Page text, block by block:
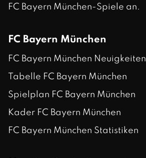
FC Bayern München-Spiele an.
FC Bayern München
FC Bayern München Neuigkeiten
Tabelle FC Bayern München
Spielplan FC Bayern München
Kader FC Bayern München
FC Bayern München Statistiken